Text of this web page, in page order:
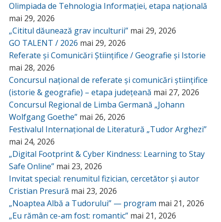
Olimpiada de Tehnologia Informației, etapa națională
mai 29, 2026
„Cititul dăunează grav inculturii” mai 29, 2026
GO TALENT / 2026 mai 29, 2026
Referate și Comunicări Științifice / Geografie și Istorie
mai 28, 2026
Concursul național de referate și comunicări științifice
(istorie & geografie) – etapa județeană mai 27, 2026
Concursul Regional de Limba Germană „Johann
Wolfgang Goethe” mai 26, 2026
Festivalul Internațional de Literatură „Tudor Arghezi”
mai 24, 2026
„Digital Footprint & Cyber Kindness: Learning to Stay
Safe Online” mai 23, 2026
Invitat special: renumitul fizician, cercetător și autor
Cristian Presură mai 23, 2026
„Noaptea Albă a Tudorului” — program mai 21, 2026
„Eu rămân ce-am fost: romantic” mai 21, 2026